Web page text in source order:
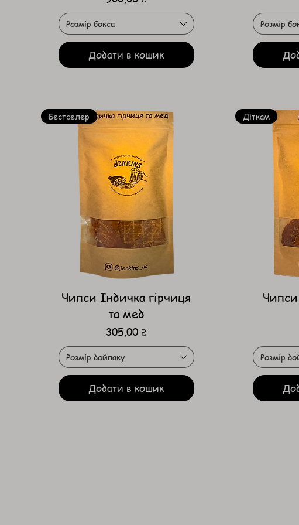
Розмір бокса
Додати в кошик
Розмір
Бестселер
Чипси Індичка гірчиця
та мед
Ціна
305,00 ₴
Розмір дойпаку
Додати в кошик
Діткам
Розмір